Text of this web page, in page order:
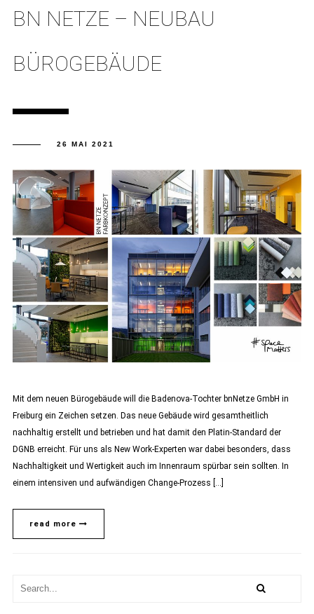
BN NETZE – NEUBAU
BÜROGEBÄUDE
26 MAI 2021
Mit dem neuen Bürogebäude will die Badenova-Tochter bnNetze GmbH in
Freiburg ein Zeichen setzen. Das neue Gebäude wird gesamtheitlich
nachhaltig erstellt und betrieben und hat damit den Platin-Standard der
DGNB erreicht. Für uns als New Work-Experten war dabei besonders, dass
Nachhaltigkeit und Wertigkeit auch im Innenraum spürbar sein sollten. In
einem intensiven und aufwändigen Change-Prozess […]
read more